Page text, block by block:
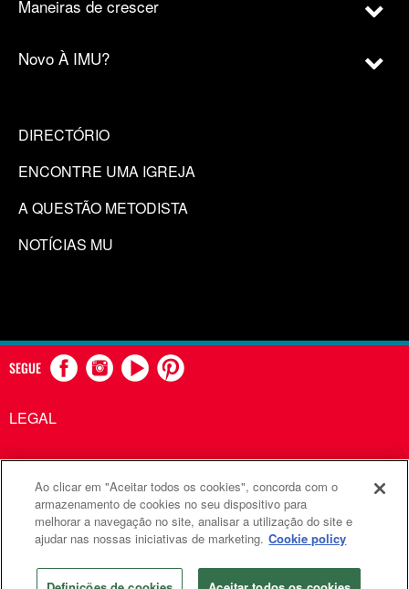
Maneiras de crescer
Novo À IMU?
DIRECTÓRIO
ENCONTRE UMA IGREJA
A QUESTÃO METODISTA
NOTÍCIAS MU
SEGUE
LEGAL
Comunicações Metodistas Unidas é uma agência da Igreja
Metodista Unida
©2026 Comunicações Metodistas Unidas. Todos os direitos
reservados
Ao clicar em "Aceitar todos os cookies", concorda com o
armazenamento de cookies no seu dispositivo para
melhorar a navegação no site, analisar a utilização do site e
ajudar nas nossas iniciativas de marketing. Cookie policy